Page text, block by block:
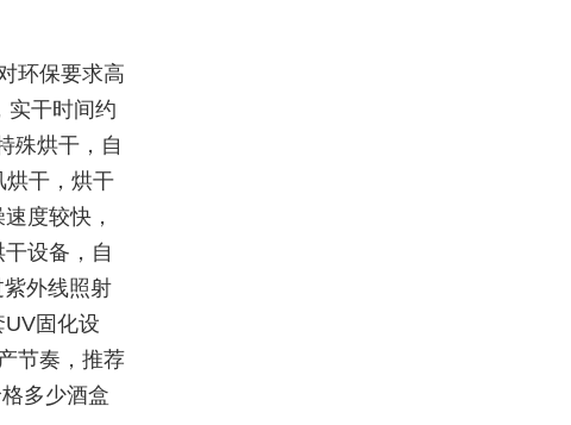
环保要求高
实干时间约
殊烘干，自
干，烘干
度较快，
设备，自
外线照射
固化设
节奏，推荐
多少酒盒